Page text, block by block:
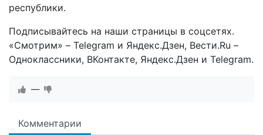
республики.
Подписывайтесь на наши страницы в соцсетях.
«Смотрим» – Telegram и Яндекс.Дзен, Вести.Ru –
Одноклассники, ВКонтакте, Яндекс.Дзен и Telegram.
—
Комментарии